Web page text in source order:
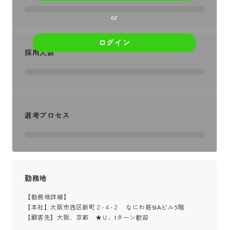
or
ログイン
採用人数
選考プロセス
勤務地
【勤務地詳細】
【本社】大阪市西区新町２-４-２　なにわ筋SIAビル5階
【顧客先】大阪、京都　★Ｕ、Iターン歓迎